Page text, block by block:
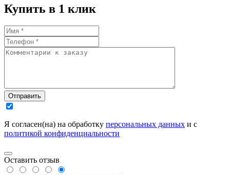
Купить в 1 клик
Отправить
Я согласен(на) на обработку персональных данных и с
политикой конфиденциальности
Оставить отзыв